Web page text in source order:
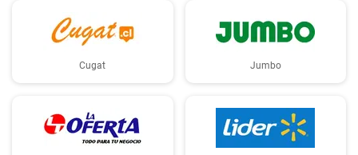
Cugat Jumbo